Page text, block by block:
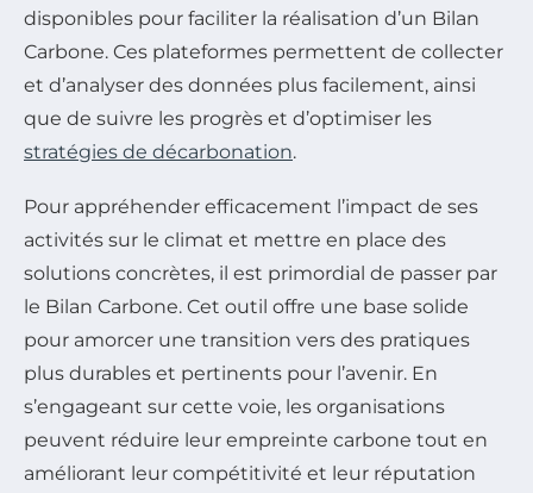
disponibles pour faciliter la réalisation d’un Bilan
Carbone. Ces plateformes permettent de collecter
et d’analyser des données plus facilement, ainsi
que de suivre les progrès et d’optimiser les
stratégies de décarbonation.
Pour appréhender efficacement l’impact de ses
activités sur le climat et mettre en place des
solutions concrètes, il est primordial de passer par
le Bilan Carbone. Cet outil offre une base solide
pour amorcer une transition vers des pratiques
plus durables et pertinents pour l’avenir. En
s’engageant sur cette voie, les organisations
peuvent réduire leur empreinte carbone tout en
améliorant leur compétitivité et leur réputation